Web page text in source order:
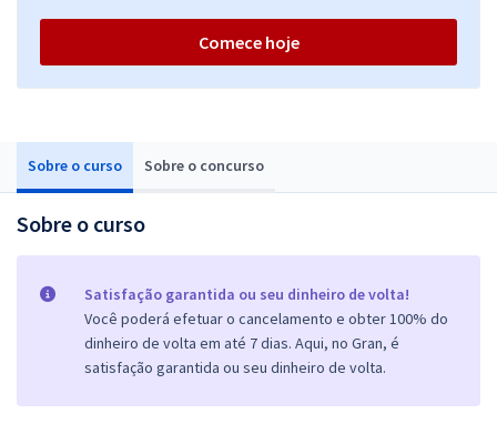
Sobre o curso Sobre o concurso
Sobre o curso
Satisfação garantida ou seu dinheiro de volta!
Você poderá efetuar o cancelamento e obter 100% do
dinheiro de volta em até 7 dias. Aqui, no Gran, é
satisfação garantida ou seu dinheiro de volta.
Comece hoje